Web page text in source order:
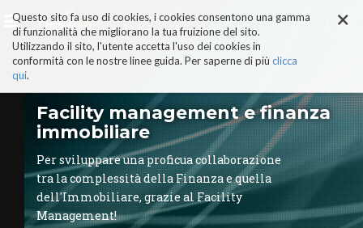
AI-ALTER EGO
PERCHÉ COMPLEXLAB
ADVISORY BOARD
TRUST & TRUTH CENTER
I NOSTRI SERVIZI
MANIFESTO AI
STORIE DI SUCCESSO
VIDEO
×
Questo sito fa uso di cookies, i cookies consentono una gamma
di funzionalità che migliorano la tua fruizione del sito.
Utilizzando il sito, l'utente accetta l'uso dei cookies in
conformità con le nostre linee guida. Per saperne di più clicca
qui.
Facility management e finanza
immobiliare
Per sviluppare una proficua collaborazione
tra la complessità della Finanza e quella
dell'Immobiliare, grazie al Facility
Management!